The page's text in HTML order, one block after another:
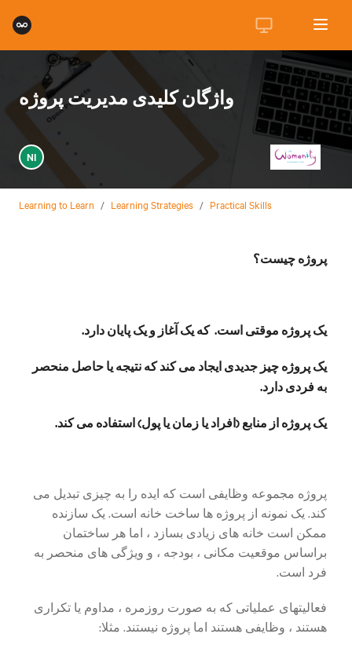
واژگان کلیدی مدیریت پروژه
NI
Learning to Learn / Learning Strategies / Practical Skills
پروژه چیست؟
یک پروژه موقتی است. که یک آغاز و یک پایان دارد.
یک پروژه چیز جدیدی ایجاد می کند که نتیجه یا حاصل منحصر
به فردی دارد.
یک پروژه از منابع (افراد یا زمان یا پول) استفاده می کند.
پروژه مجموعه وظایفی است که ایده را به چیزی تبدیل می
کند. یک نمونه از پروژه ها ساخت خانه است. یک سازنده
ممکن است خانه های زیادی بسازد ، اما هر ساختمان
براساس موقعیت مکانی ، بودجه ، و ویژگی های منحصر به
فرد است.
فعالیتهای عملیاتی که به صورت روزمره ، مداوم یا تکراری
هستند ، وظایفی هستند اما پروژه نیستند. مثلا: